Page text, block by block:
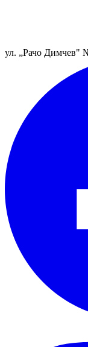
ул. „Рачо Димчев"